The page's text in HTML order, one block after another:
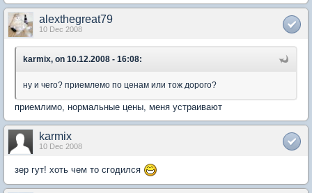
alexthegreat79
10 Dec 2008
karmix, on 10.12.2008 - 16:08:
ну и чего? приемлемо по ценам или тож дорого?
приемлимо, нормальные цены, меня устраивают
karmix
10 Dec 2008
зер гут! хоть чем то сгодился